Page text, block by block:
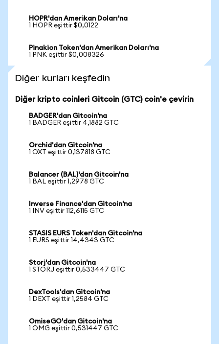
HOPR'dan Amerikan Doları'na
1 HOPR eşittir $0,0122
Pinakion Token'dan Amerikan Doları'na
1 PNK eşittir $0,008326
Diğer kurları keşfedin
Diğer kripto coinleri Gitcoin (GTC) coin'e çevirin
BADGER'dan Gitcoin'na
1 BADGER eşittir 4,1882 GTC
Orchid'dan Gitcoin'na
1 OXT eşittir 0,137818 GTC
Balancer (BAL)'dan Gitcoin'na
1 BAL eşittir 1,2978 GTC
Inverse Finance'dan Gitcoin'na
1 INV eşittir 112,6115 GTC
STASIS EURS Token'dan Gitcoin'na
1 EURS eşittir 14,4343 GTC
Storj'dan Gitcoin'na
1 STORJ eşittir 0,533447 GTC
DexTools'dan Gitcoin'na
1 DEXT eşittir 1,2584 GTC
OmiseGO'dan Gitcoin'na
1 OMG eşittir 0,531447 GTC